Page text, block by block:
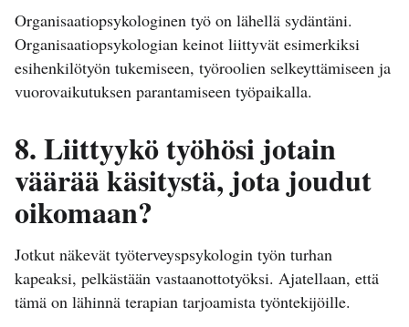
Organisaatiopsykologinen työ on lähellä sydäntäni.
Organisaatiopsykologian keinot liittyvät esimerkiksi
esihenkilötyön tukemiseen, työroolien selkeyttämiseen ja
vuorovaikutuksen parantamiseen työpaikalla.
8. Liittyykö työhösi jotain
väärää käsitystä, jota joudut
oikomaan?
Jotkut näkevät työterveyspsykologin työn turhan
kapeaksi, pelkästään vastaanottotyöksi. Ajatellaan, että
tämä on lähinnä terapian tarjoamista työntekijöille.